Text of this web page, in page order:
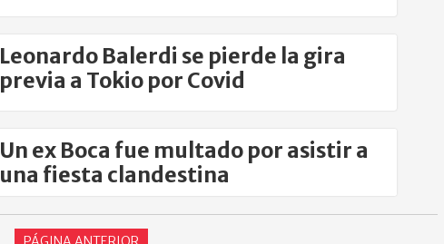
Leonardo Balerdi se pierde la gira
previa a Tokio por Covid
Un ex Boca fue multado por asistir a
una fiesta clandestina